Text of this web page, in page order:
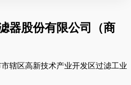
器股份有限公司（商
辖区高新技术产业开发区过滤工业